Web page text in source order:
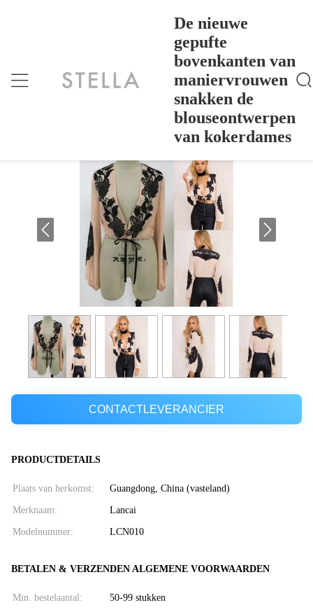
De nieuwe
gepufte
bovenkanten van
maniervrouwen
snakken de
blouseontwerpen
van kokerdames
De Nieuwe Gepufte Bovenkanten Van Maniervrouwe
N Snakken De Blouseontwerpen Van Kokerdames
De nieuwe gepufte bovenkanten van
maniervrouwen snakken de
blouseontwerpen van kokerdames
CONTACTLEVERANCIER
PRODUCTDETAILS
Plaats van herkomst: Guangdong, China (vasteland)
Merknaam: Lancai
Modelnummer: LCN010
BETALEN & VERZENDEN ALGEMENE VOORWAARDEN
Min. bestelaantal: 50-99 stukken